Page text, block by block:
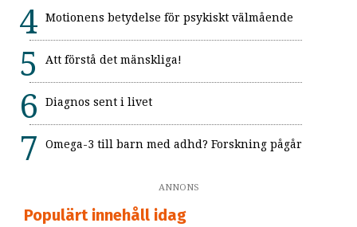
Motionens betydelse för psykiskt välmående
Att förstå det mänskliga!
Diagnos sent i livet
Omega-3 till barn med adhd? Forskning pågår
ANNONS
Populärt innehåll idag